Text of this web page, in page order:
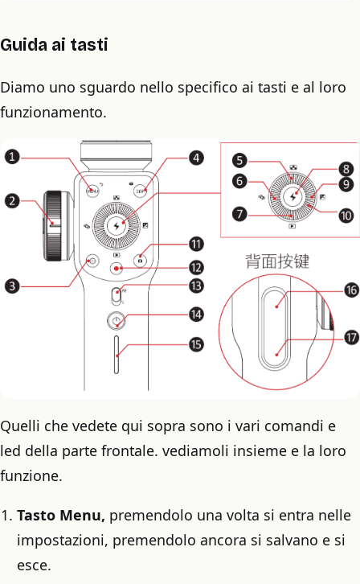
Guida ai tasti
Diamo uno sguardo nello specifico ai tasti e al loro
funzionamento.
Quelli che vedete qui sopra sono i vari comandi e
led della parte frontale. vediamoli insieme e la loro
funzione.
Tasto Menu, premendolo una volta si entra nelle
impostazioni, premendolo ancora si salvano e si
esce.